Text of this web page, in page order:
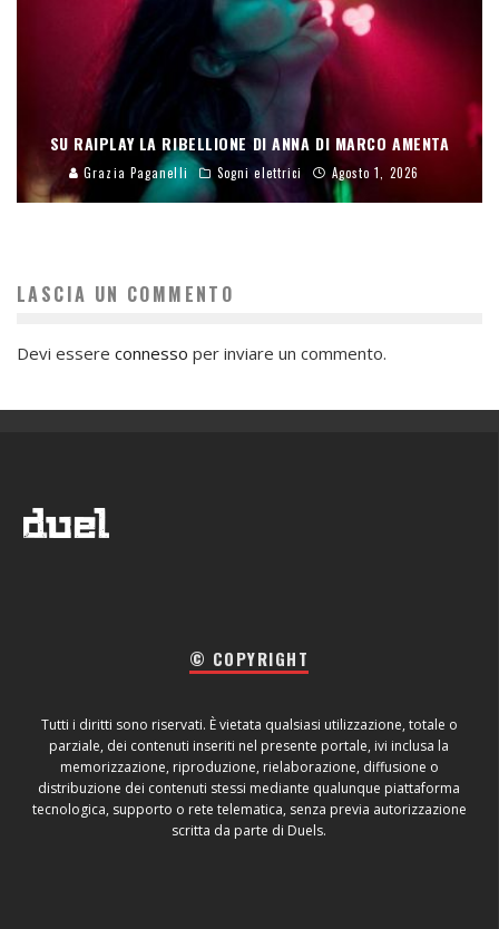
SU RAIPLAY LA RIBELLIONE DI ANNA DI MARCO AMENTA
Grazia Paganelli Sogni elettrici Agosto 1, 2026
LASCIA UN COMMENTO
Devi essere connesso per inviare un commento.
© COPYRIGHT
Tutti i diritti sono riservati. È vietata qualsiasi utilizzazione, totale o
parziale, dei contenuti inseriti nel presente portale, ivi inclusa la
memorizzazione, riproduzione, rielaborazione, diffusione o
distribuzione dei contenuti stessi mediante qualunque piattaforma
tecnologica, supporto o rete telematica, senza previa autorizzazione
scritta da parte di Duels.